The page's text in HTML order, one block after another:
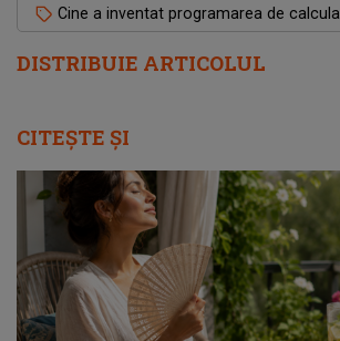
DISTRIBUIE ARTICOLUL
Cine a inventat programarea de
CITEȘTE ȘI